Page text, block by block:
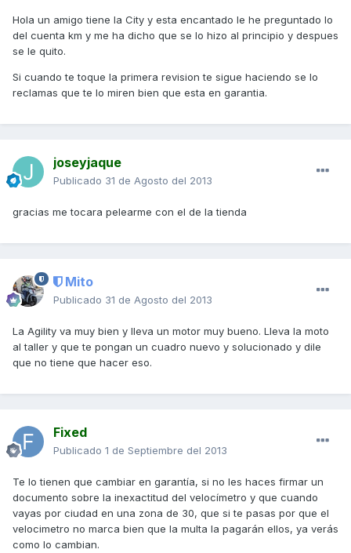
Hola un amigo tiene la City y esta encantado le he preguntado lo
del cuenta km y me ha dicho que se lo hizo al principio y despues
se le quito.
Si cuando te toque la primera revision te sigue haciendo se lo
reclamas que te lo miren bien que esta en garantia.
joseyjaque
Publicado 31 de Agosto del 2013
gracias me tocara pelearme con el de la tienda
Mito
Publicado 31 de Agosto del 2013
La Agility va muy bien y lleva un motor muy bueno. Lleva la moto
al taller y que te pongan un cuadro nuevo y solucionado y dile
que no tiene que hacer eso.
Fixed
Publicado 1 de Septiembre del 2013
Te lo tienen que cambiar en garantía, si no les haces firmar un
documento sobre la inexactitud del velocímetro y que cuando
vayas por ciudad en una zona de 30, que si te pasas por que el
velocimetro no marca bien que la multa la pagarán ellos, ya verás
como lo cambian.